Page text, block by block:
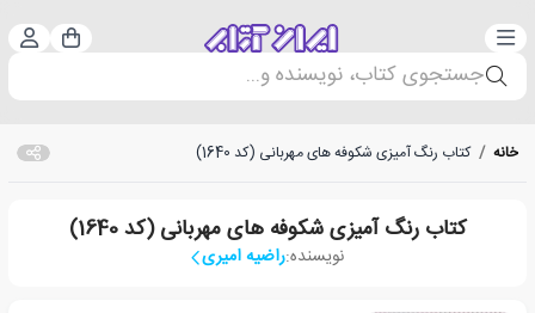
دسته‌بندی سبد
جستجوی کتاب، نویسنده و...
خانه / کتاب رنگ آمیزی شکوفه های مهربانی (کد 1640)
کتاب رنگ آمیزی شکوفه های مهربانی (کد 1640)
نویسنده:راضیه امیری